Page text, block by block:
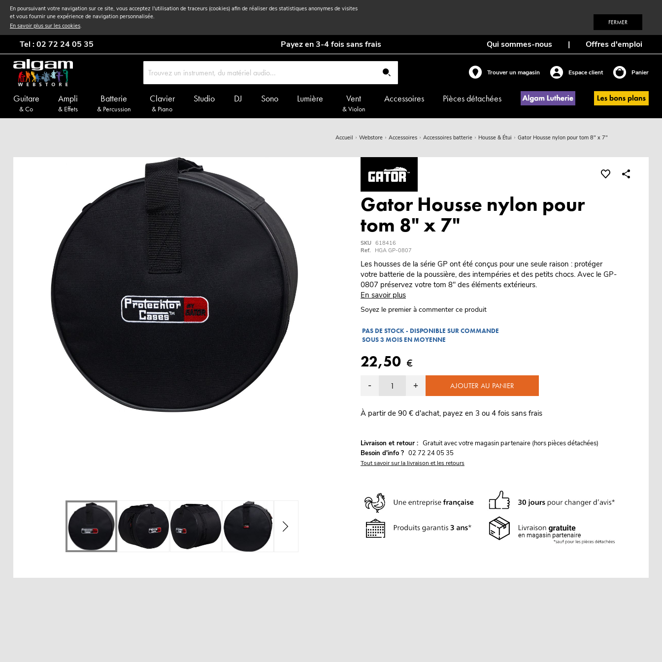
En poursuivant votre navigation sur ce site, vous acceptez l'utilisation de traceurs (cookies) afin de réaliser des statistiques anonymes de visites
et vous fournir une expérience de navigation personnalisée.
En savoir plus sur les cookies. FERMER
Tel : 02 72 24 05 35 Payez en 3-4 fois sans frais Qui sommes-nous | Offres d'emploi
Trouver un magasin Espace client Panier
Guitare
& Co
Ampli
& Effets
Batterie
& Percussion
Clavier
& Piano
Studio DJ Sono Lumière Vent
& Violon
Accessoires Pièces détachées
Accueil Webstore Accessoires Accessoires batterie Housse & Étui Gator Housse nylon pour tom 8" x 7"
Gator Housse nylon pour
tom 8" x 7"
SKU 618416
Ref.
HGA GP-0807
Les housses de la série GP ont été conçus pour une seule raison : protéger
votre batterie de la poussière, des intempéries et des petits chocs. Avec le GP-
0807 préservez votre tom 8" des éléments extérieurs.
En savoir plus
Soyez le premier à commenter ce produit
PAS DE STOCK - DISPONIBLE SUR COMMANDE
SOUS 3 MOIS EN MOYENNE
22,50 €
- + AJOUTER AU PANIER
À partir de 90 € d'achat, payez en 3 ou 4 fois sans frais
Livraison et retour : Gratuit avec votre magasin partenaire (hors pièces détachées)
Besoin d'info ? 02 72 24 05 35
Tout savoir sur la livraison et les retours